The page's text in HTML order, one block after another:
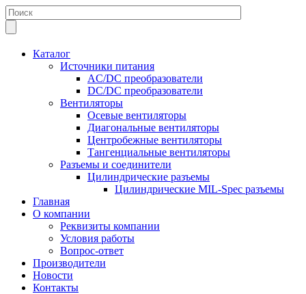
Каталог
Источники питания
AC/DC преобразователи
DC/DC преобразователи
Вентиляторы
Осевые вентиляторы
Диагональные вентиляторы
Центробежные вентиляторы
Тангенциальные вентиляторы
Разъемы и соединители
Цилиндрические разъемы
Цилиндрические MIL-Spec разъемы
Главная
О компании
Реквизиты компании
Условия работы
Вопрос-ответ
Производители
Новости
Контакты